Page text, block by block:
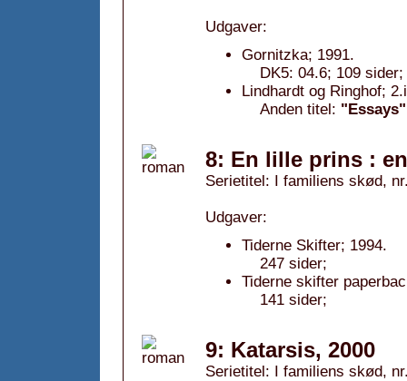
Udgaver:
Gornitzka; 1991.
DK5: 04.6; 109 sider;
Lindhardt og Ringhof;
Anden titel: "Essays"
8: En lille prins :
Serietitel: I familiens skød,
Udgaver:
Tiderne Skifter; 1994.
247 sider;
Tiderne skifter
141 sider;
9: Katarsis, 2000
Serietitel: I familiens skød,